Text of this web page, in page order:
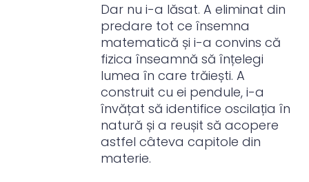
Dar nu i-a lăsat. A eliminat din
predare tot ce însemna
matematică și i-a convins că
fizica înseamnă să înțelegi
lumea în care trăiești. A
construit cu ei pendule, i-a
învățat să identifice oscilația în
natură și a reușit să acopere
astfel câteva capitole din
materie.